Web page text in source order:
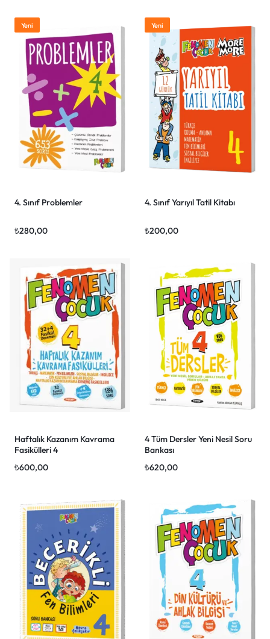
Yeni
4. Sınıf Problemler
₺280,00
Yeni
4. Sınıf Yarıyıl Tatil Kitabı
₺200,00
Haftalık Kazanım Kavrama
Fasikülleri 4
₺600,00
4 Tüm Dersler Yeni Nesil Soru
Bankası
₺620,00